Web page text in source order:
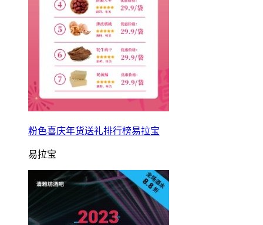
粉色喜庆年货送礼排行榜易拉宝
易拉宝